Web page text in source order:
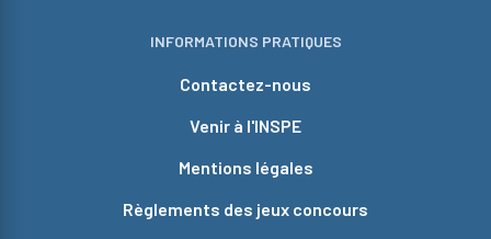
INFORMATIONS PRATIQUES
Contactez-nous
Venir à l'INSPE
Mentions légales
Règlements des jeux concours